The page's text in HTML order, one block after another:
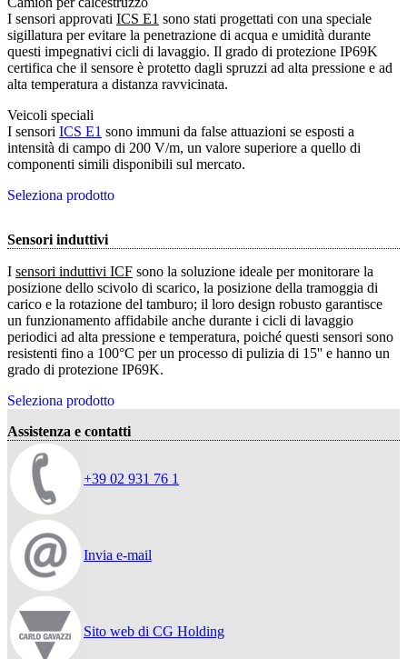
I sensori approvati ICS E1 sono stati progettati con una speciale
sigillatura per evitare la penetrazione di acqua e umidità durante
questi impegnativi cicli di lavaggio. Il grado di protezione IP69K
certifica che il sensore è protetto dagli spruzzi ad alta pressione e ad
alta temperatura a distanza ravvicinata.
Veicoli speciali
I sensori ICS E1 sono immuni da false attuazioni se esposti a
intensità di campo di 200 V/m, un valore superiore a quello di
componenti simili disponibili sul mercato.
Seleziona prodotto
Sensori induttivi
I sensori induttivi ICF sono la soluzione ideale per monitorare la
posizione dello scivolo di scarico, la posizione della tramoggia di
carico e la rotazione del tamburo; il loro design robusto garantisce
un funzionamento affidabile anche durante i cicli di lavaggio
periodici ad alta pressione e temperatura, poiché questi sensori sono
resistenti fino a 100°C per un processo di pulizia di 15'' e hanno un
grado di protezione IP69K.
Seleziona prodotto
Assistenza e contatti
+39 02 931 76 1
Invia e-mail
Sito web di CG Holding